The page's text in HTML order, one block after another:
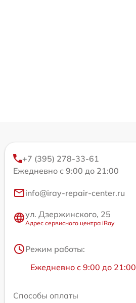
+7 (395) 278-33-61
Ежедневно с 9:00 до 21:00
info@iray-repair-center.ru
ул. Дзержинского, 25
Адрес сервисного центра iRay
Режим работы:
Ежедневно с 9:00 до 21:00
Способы оплаты